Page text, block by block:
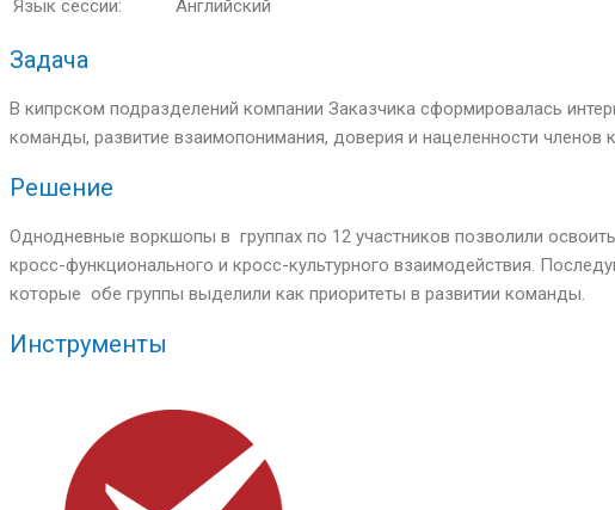
Язык сессии:
Английский
Задача
В кипрском подразделений компании Заказчика сформировалась
команды, развитие взаимопонимания, доверия и нацеленности членов
Решение
Однодневные воркшопы в группах по 12 участников позволили
кросс-функционального и кросс-культурного взаимодействия.
которые обе группы выделили как приоритеты в развитии команды.
Инструменты